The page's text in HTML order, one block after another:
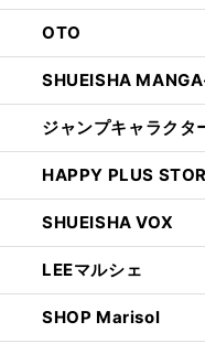
OTO
SHUEISHA
ジャンプキャラクタ
HAPPY PLUS
SHUEISHA VOX
LEEマルシェ
SHOP Marisol